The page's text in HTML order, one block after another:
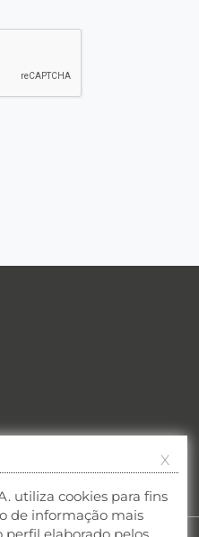
X
utiliza cookies para fins
de informação mais